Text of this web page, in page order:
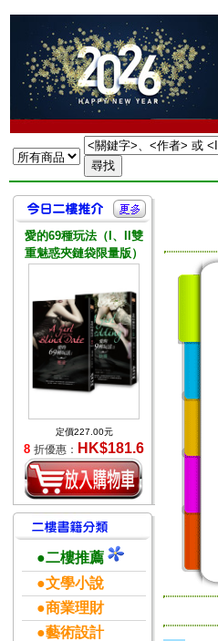
愛的69種玩法（I、II雙
重魅惑夾鏈袋限量版）
定價227.00元
8 折優惠： HK$181.6
●二樓推薦
●文學小說
●商業理財
●藝術設計